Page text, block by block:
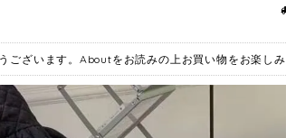
ございます。Aboutをお読みの上お買い物をお楽しみ